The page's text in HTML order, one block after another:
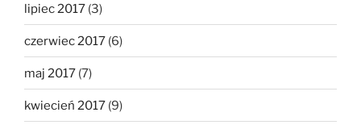
lipiec 2017 (3)
czerwiec 2017 (6)
maj 2017 (7)
kwiecień 2017 (9)